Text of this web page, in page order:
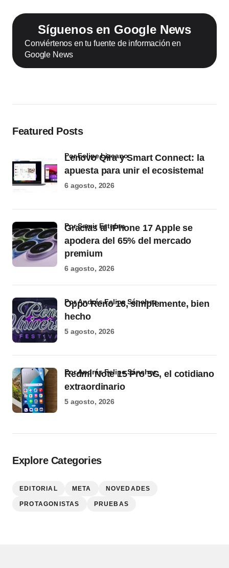
Síguenos en Google News
Conviértenos en tu fuente de información en
Google News
Featured Posts
Lenovo Qira y Smart Connect: la
apuesta para unir el ecosistema!
por Felipe Lizcano
6 agosto, 2026
Gracias al iPhone 17 Apple se
apodera del 65% del mercado
premium
por Samir Estefan
6 agosto, 2026
Oppo Reno 16, simplemente, bien
hecho
por Andrés Felipe Sánchez
5 agosto, 2026
Redmi Note 15 Pro 5G, el cotidiano
extraordinario
por Andrés Felipe Sánchez
5 agosto, 2026
Explore Categories
EDITORIAL META NOVEDADES
PROTAGONISTAS PRUEBAS